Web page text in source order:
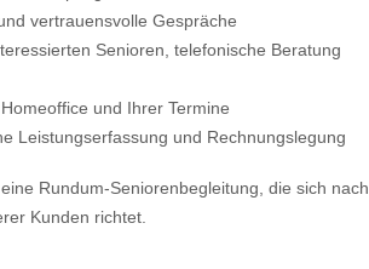
vertrauensvolle Gespräche
Senioren, telefonische Beratung
und Ihrer Termine
Leistungserfassung und Rechnungslegung
Rundum-Seniorenbegleitung, die sich nach
Kunden richtet.